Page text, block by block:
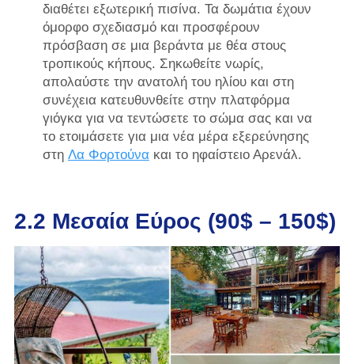
διαθέτει εξωτερική πισίνα. Τα δωμάτια έχουν
όμορφο σχεδιασμό και προσφέρουν
πρόσβαση σε μια βεράντα με θέα στους
τροπικούς κήπους. Σηκωθείτε νωρίς,
απολαύστε την ανατολή του ηλίου και στη
συνέχεια κατευθυνθείτε στην πλατφόρμα
γιόγκα για να τεντώσετε το σώμα σας και να
το ετοιμάσετε για μια νέα μέρα εξερεύνησης
στη Λα Φορτούνακαι το ηφαίστειο Αρενάλ.
2.2 Μεσαία Εύρος (90$ – 150$)